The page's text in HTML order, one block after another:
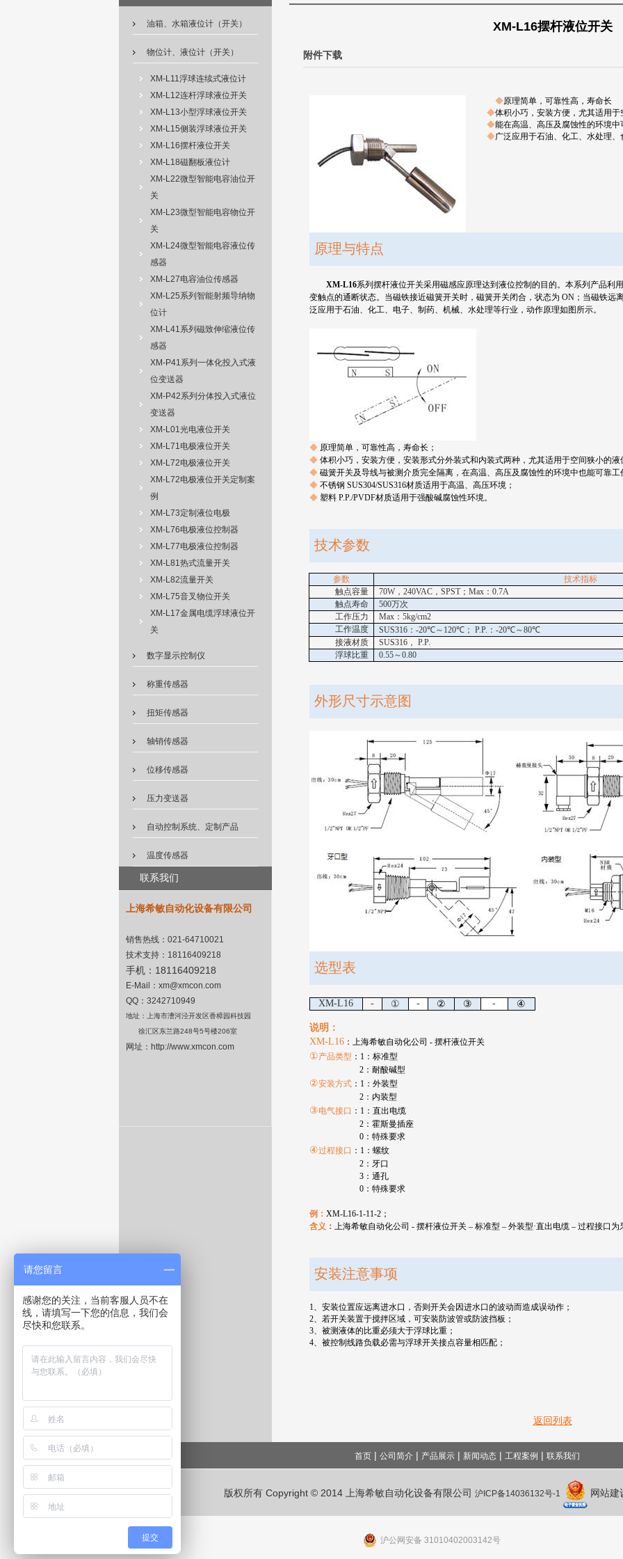
油箱、水箱液位计（开关）
物位计、液位计（开关）
XM-L11浮球连续式液位计
XM-L12连杆浮球液位开关
XM-L13小型浮球液位开关
XM-L15侧装浮球液位开关
XM-L16摆杆液位开关
XM-L18磁翻板液位计
XM-L22微型智能电容油位开
关
XM-L23微型智能电容物位开
关
XM-L24微型智能电容液位传
感器
XM-L27电容油位传感器
XM-L25系列智能射频导纳物
位计
XM-L41系列磁致伸缩液位传
感器
XM-P41系列一体化投入式液
位变送器
XM-P42系列分体投入式液位
变送器
XM-L01光电液位开关
XM-L71电极液位开关
XM-L72电极液位开关
XM-L72电极液位开关定制案
例
XM-L73定制液位电极
XM-L76电极液位控制器
XM-L77电极液位控制器
XM-L81热式流量开关
XM-L82流量开关
XM-L75音叉物位开关
XM-L17金属电缆浮球液位开
关
数字显示控制仪
称重传感器
扭矩传感器
轴销传感器
位移传感器
压力变送器
自动控制系统、定制产品
温度传感器
联系我们
上海希敏自动化设备有限公司
销售热线： 021-64710021
技术支持： 18116409218
手机： 18116409218
E-Mail ： xm@xmcon.com
QQ：3242710949
地址：上海市漕河泾开发区香樟园科技园
徐汇区东兰路248号5号楼206室
网址： http://www.xmcon.com
XM-L16摆杆液位开关
附件下载
◆原理简单，可靠性高，寿命长
◆体积小巧，安装方便，尤其适用
◆能在高温、高压及腐蚀性的环境中
◆广泛应用于石油、化工、水处理
原理与特点
XM-L16系列摆杆液位开关采用磁感应原理达到液位控制的目的。本系列产品利
变触点的通断状态。当磁铁接近磁簧开关时，磁簧开关闭合，状态为 ON；当磁铁远
泛应用于石油、化工、电子、制药、机械、水处理等行业，动作原理如图所示。
◆ 原理简单，可靠性高，寿命长；
◆ 体积小巧，安装方便，安装形式分外装式和内装式两种，尤其适用于空间狭小的液
◆ 磁簧开关及导线与被测介质完全隔离，在高温、高压及腐蚀性的环境中也能可靠工
◆ 不锈钢 SUS304/SUS316材质适用于高温、高压环境；
◆ 塑料P.P./PVDF材质适用于强酸碱腐蚀性环境。
技术参数
参数
技术指标
触点容量
70W ，240VAC ，SPST；Max ：0.7A
触点寿命
500万次
工作压力
Max ：5kg/cm2
工作温度
SUS316 ：-20℃～ 120℃；P.P. ：-20℃～80℃
接液材质
SUS316 ，P.P.
浮球比重
0.55～0.80
外形尺寸示意图
选型表
XM-L16 - ① - ② ③ - ④
说明：
XM-L16：上海希敏自动化公司 - 摆杆液位开关
①产品类型 ： 1 ：标准型
2：耐酸碱型
②安装方式： 1 ： 外装型
2： 内装型
③电气接口 ： 1 ：直出电缆
2：霍斯曼插座
0：特殊要求
④过程接口 ： 1 ： 螺纹
2： 牙口
3： 通孔
0：特殊要求
例： XM-L16-1-11-2；
含义 ： 上海希敏自动化公司 - 摆杆液位开关 – 标准型 – 外装型·直出电缆 – 过程接口为
安装注意事项
1、安装位置应远离进水口，否则开关会因进水口的波动而造成误动作；
2、若开关装置于搅拌区域，可安装防波管或防波挡板；
3、被测液体的比重必须大于浮球比重；
4、被控制线路负载必需与浮球开关接点容量相匹配；
返回列表
首页 | 公司简介 | 产品展示 | 新闻动态 | 工程案例 | 联系我们
版权所有 Copyright © 2014 上海希敏自动化设备有限公司 沪ICP备14036132号-1 网站建
沪公网安备 31010402003142号
请您留言
感谢您的关注，当前客服人员不在
线，请填写一下您的信息，我们会
尽快和您联系。
提交